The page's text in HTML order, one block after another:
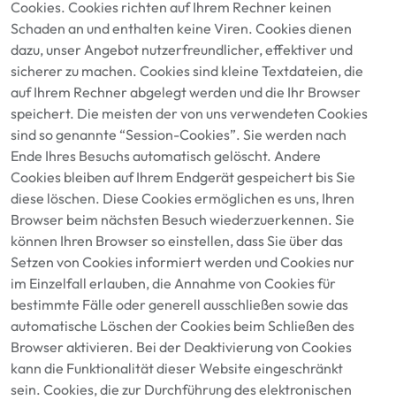
Cookies. Cookies richten auf Ihrem Rechner keinen
Schaden an und enthalten keine Viren. Cookies dienen
dazu, unser Angebot nutzerfreundlicher, effektiver und
sicherer zu machen. Cookies sind kleine Textdateien, die
auf Ihrem Rechner abgelegt werden und die Ihr Browser
speichert. Die meisten der von uns verwendeten Cookies
sind so genannte “Session-Cookies”. Sie werden nach
Ende Ihres Besuchs automatisch gelöscht. Andere
Cookies bleiben auf Ihrem Endgerät gespeichert bis Sie
diese löschen. Diese Cookies ermöglichen es uns, Ihren
Browser beim nächsten Besuch wiederzuerkennen. Sie
können Ihren Browser so einstellen, dass Sie über das
Setzen von Cookies informiert werden und Cookies nur
im Einzelfall erlauben, die Annahme von Cookies für
bestimmte Fälle oder generell ausschließen sowie das
automatische Löschen der Cookies beim Schließen des
Browser aktivieren. Bei der Deaktivierung von Cookies
kann die Funktionalität dieser Website eingeschränkt
sein. Cookies, die zur Durchführung des elektronischen